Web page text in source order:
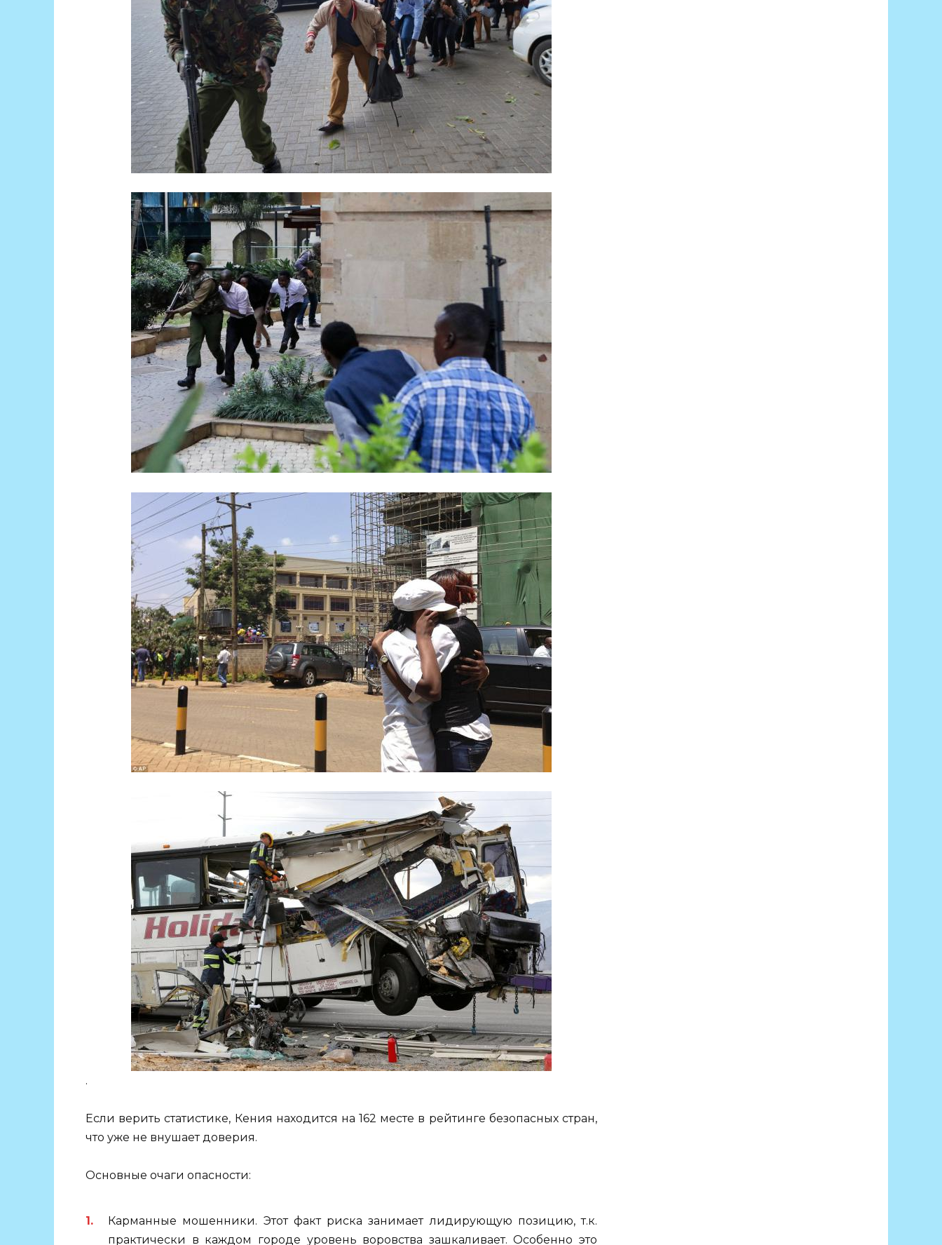
.
Если верить статистике, Кения находится на 162 месте в рейтинге безопасных стран,
что уже не внушает доверия.
Основные очаги опасности:
Карманные мошенники. Этот факт риска занимает лидирующую позицию, т.к.
практически в каждом городе уровень воровства зашкаливает. Особенно это